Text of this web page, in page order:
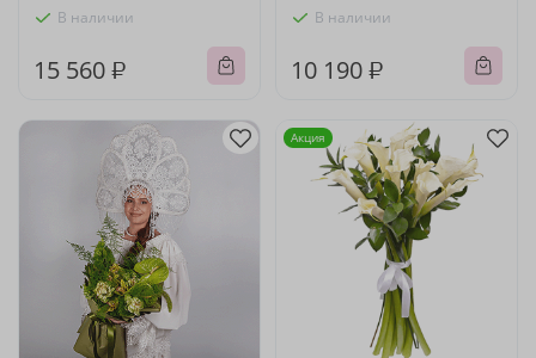
В наличии
15 560 ₽
В наличии
10 190 ₽
Акция